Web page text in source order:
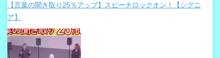
「騒音下でも鮮やかな聞き取り」、「世界最小AI補聴器」、
「Auracast標準搭載」が主な特長です。 ビビアが目指している
のは、単純な増幅だけではありません。 周囲の音の中から、聞き
たい声に意識を向けやすくすること、そして自然な聞こえ方をで
きるだけ保ちながら会話を楽にすることが、このシリーズの重要
【言葉の聞き取り25％アップ】スピーチロックオン！【シグニ
ア】